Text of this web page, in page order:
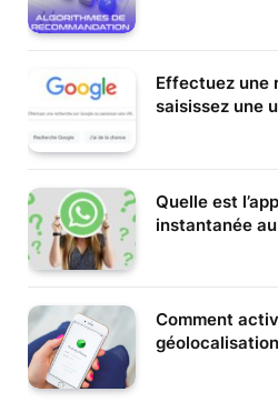
Effectuez une
saisissez une
Quelle est
instantanée
Comment